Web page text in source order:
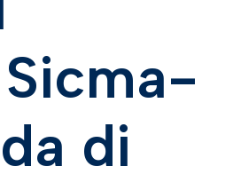
di